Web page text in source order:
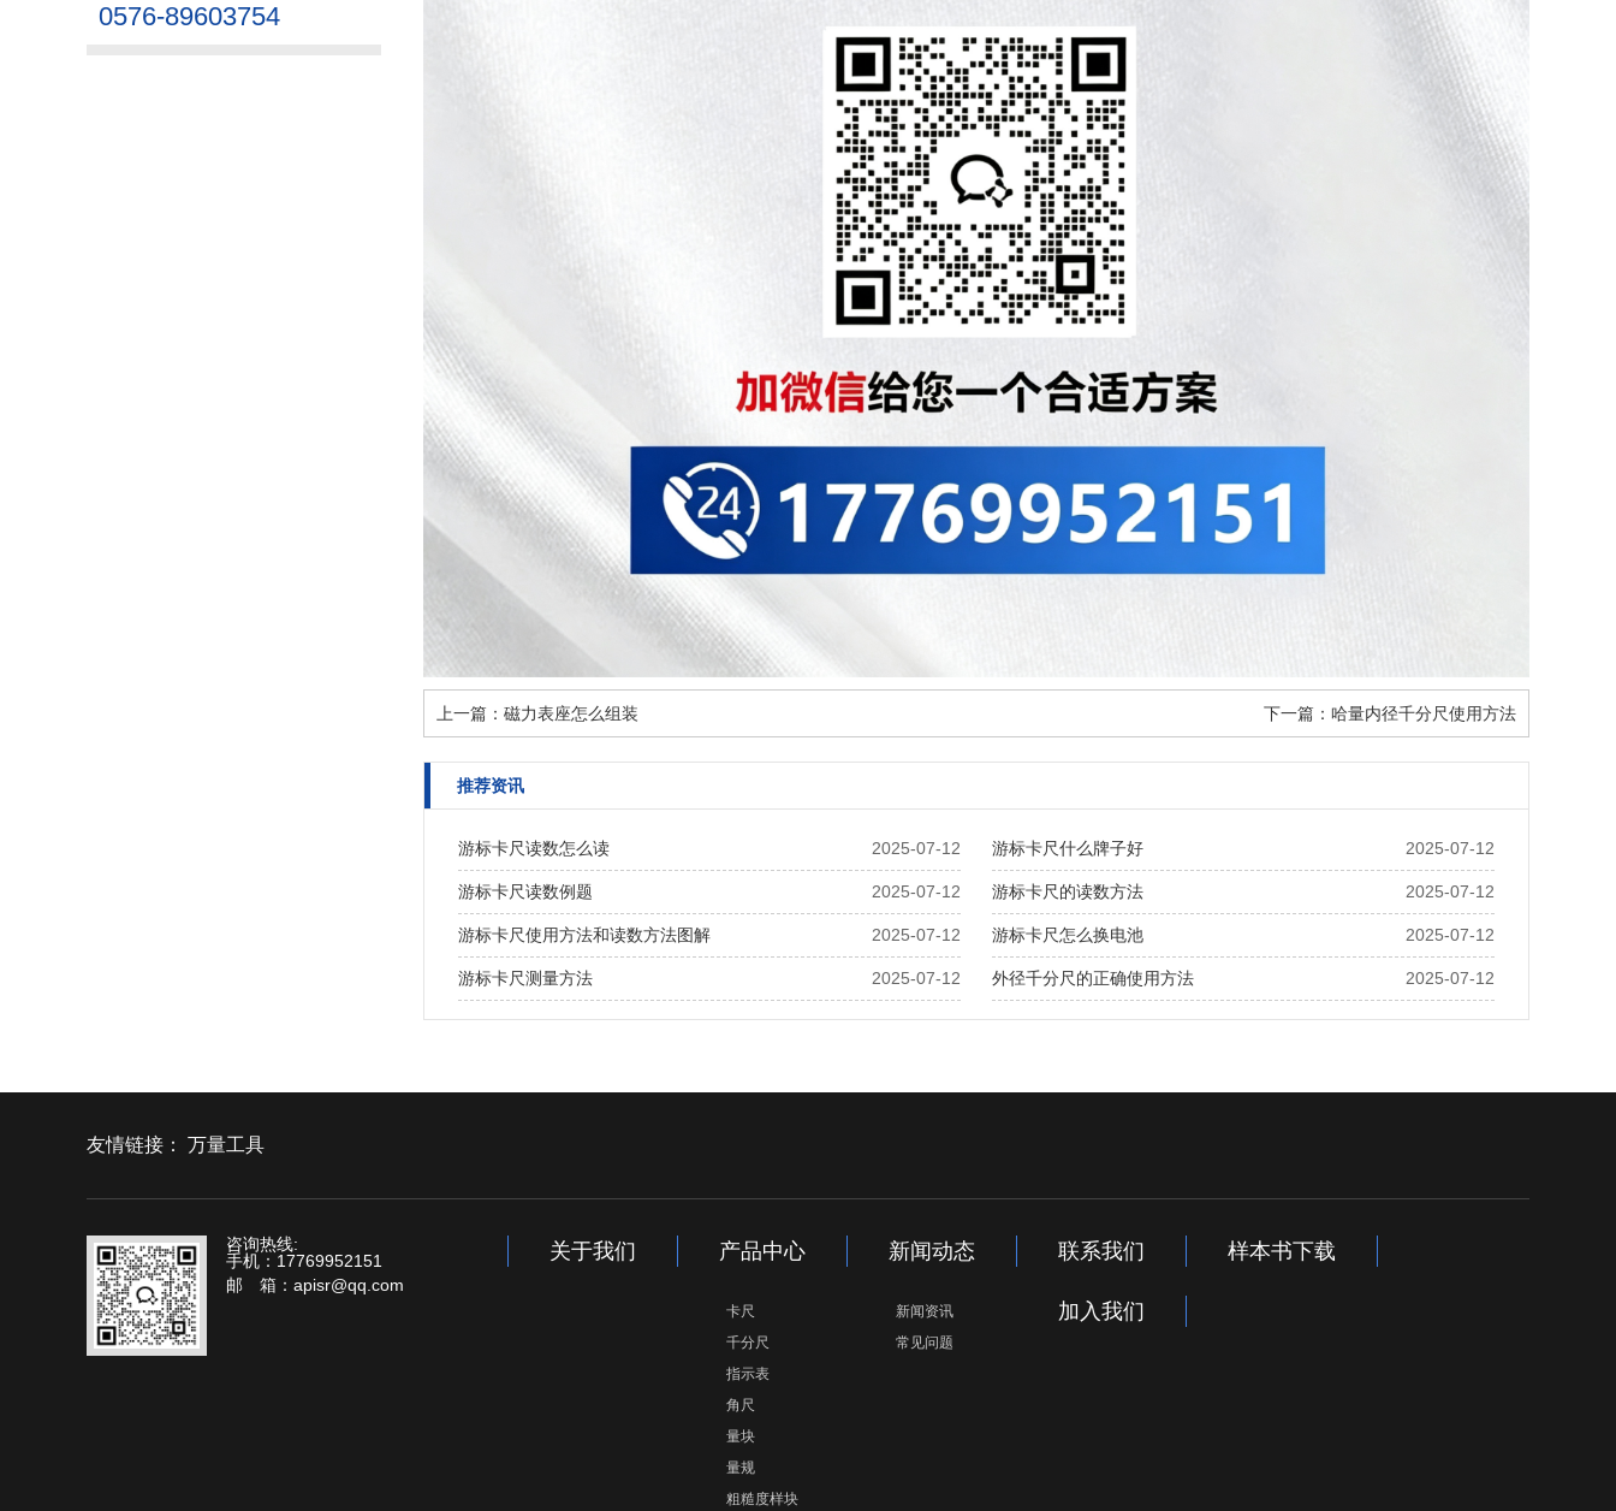
0576-89603754
上一篇： 磁力表座怎么组装 下一篇： 哈量内径千分尺使用方法
推荐资讯
2025-07-12
游标卡尺读数怎么读 2025-07-12
游标卡尺什么牌子好
2025-07-12
游标卡尺读数例题 2025-07-12
游标卡尺的读数方法
2025-07-12
游标卡尺使用方法和读数方法图解 2025-07-12
游标卡尺怎么换电池
2025-07-12
游标卡尺测量方法 2025-07-12
外径千分尺的正确使用方法
友情链接： 万量工具
咨询热线:
手机：17769952151
邮 箱：apisr@qq.com
关于我们 产品中心
卡尺
千分尺
指示表
角尺
量块
量规
粗糙度样块
新闻动态
新闻资讯
常见问题
联系我们 样本书下载
加入我们